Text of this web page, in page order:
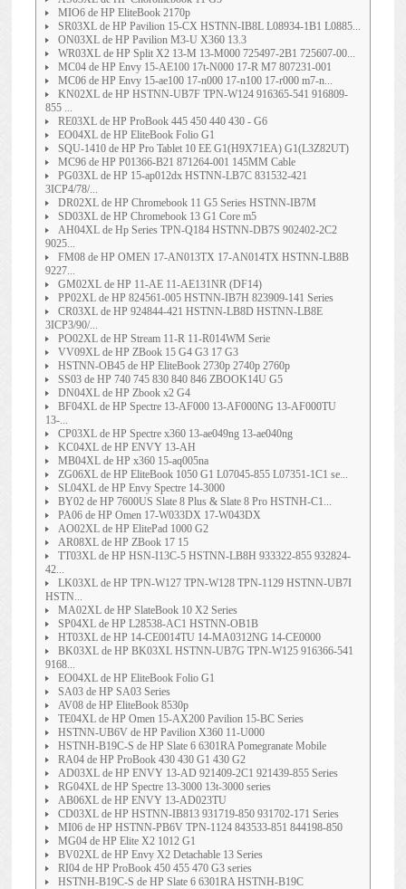
MIO6 de HP EliteBook 2170p
SR03XL de HP Pavilion 15-CX HSTNN-IB8L L08934-1B1 L0885...
ON03XL de HP Pavilion M3-U X360 13.3
WR03XL de HP Split X2 13-M 13-M000 725497-2B1 725607-00...
MC04 de HP Envy 15-AE100 17t-N000 17-R M7 807231-001
MC06 de HP Envy 15-ae100 17-n000 17-n100 17-r000 m7-n...
KN02XL de HP HSTNN-UB7F TPN-W124 916365-541 916809-
855 ...
RE03XL de HP ProBook 445 450 440 430 - G6
EO04XL de HP EliteBook Folio G1
SQU-1410 de HP Pro Tablet 10 EE G1(H9X71EA) G1(L3Z82UT)
MC96 de HP P01366-B21 871264-001 145MM Cable
PG03XL de HP 15-ap012dx HSTNN-LB7C 831532-421
3ICP4/78/...
DR02XL de HP Chromebook 11 G5 Series HSTNN-IB7M
SD03XL de HP Chromebook 13 G1 Core m5
AH04XL de Hp Series TPN-Q184 HSTNN-DB7S 902402-2C2
9025...
FM08 de HP OMEN 17-AN013TX 17-AN014TX HSTNN-LB8B
9227...
GM02XL de HP 11-AE 11-AE131NR (DF14)
PP02XL de HP 824561-005 HSTNN-IB7H 823909-141 Series
CR03XL de HP 924844-421 HSTNN-LB8D HSTNN-LB8E
3ICP3/90/...
PO02XL de HP Stream 11-R 11-R014WM Serie
VV09XL de HP ZBook 15 G4 G3 17 G3
HSTNN-OB45 de HP EliteBook 2730p 2740p 2760p
SS03 de HP 740 745 830 840 846 ZBOOK14U G5
DN04XL de HP Zbook x2 G4
BF04XL de HP Spectre 13-AF000 13-AF000NG 13-AF000TU
13-...
CP03XL de HP Spectre x360 13-ae049ng 13-ae040ng
KC04XL de HP ENVY 13-AH
MB04XL de HP x360 15-aq005na
ZG06XL de HP EliteBook 1050 G1 L07045-855 L07351-1C1 se...
SL04XL de HP Envy Spectre 14-3000
BY02 de HP 7600US Slate 8 Plus & Slate 8 Pro HSTNH-C1...
PA06 de HP Omen 17-W033DX 17-W043DX
AO02XL de HP ElitePad 1000 G2
AR08XL de HP ZBook 17 15
TT03XL de HP HSN-I13C-5 HSTNN-LB8H 933322-855 932824-
42...
LK03XL de HP TPN-W127 TPN-W128 TPN-1129 HSTNN-UB7I
HSTN...
MA02XL de HP SlateBook 10 X2 Series
SP04XL de HP L28538-AC1 HSTNN-OB1B
HT03XL de HP 14-CE0014TU 14-MA0312NG 14-CE0000
BK03XL de HP BK03XL HSTNN-UB7G TPN-W125 916366-541
9168...
EO04XL de HP EliteBook Folio G1
SA03 de HP SA03 Series
AV08 de HP EliteBook 8530p
TE04XL de HP Omen 15-AX200 Pavilion 15-BC Series
HSTNN-UB6V de HP Pavilion X360 11-U000
HSTNH-B19C-S de HP Slate 6 6301RA Pomegranate Mobile
RA04 de HP ProBook 430 430 G1 430 G2
AD03XL de HP ENVY 13-AD 921409-2C1 921439-855 Series
RG04XL de HP Spectre 13-3000 13t-3000 series
AB06XL de HP ENVY 13-AD023TU
CD03XL de HP HSTNN-IB813 931719-850 931702-171 Series
MI06 de HP HSTNN-PB6V TPN-1124 843533-851 844198-850
MG04 de HP Elite X2 1012 G1
BV02XL de HP Envy X2 Detachable 13 Series
RI04 de HP ProBook 450 455 470 G3 series
HSTNH-B19C-S de HP Slate 6 6301RA HSTNH-B19C